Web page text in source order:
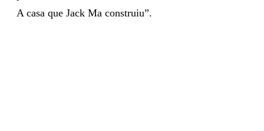
A casa que Jack Ma construiu”.